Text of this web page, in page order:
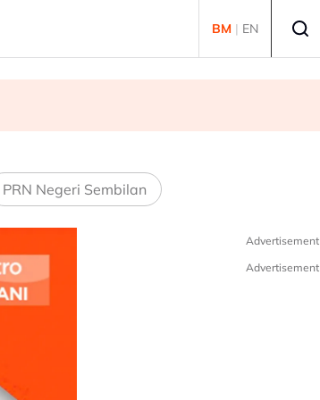
BM | EN
PRN Negeri Sembilan
Advertisement
Advertisement